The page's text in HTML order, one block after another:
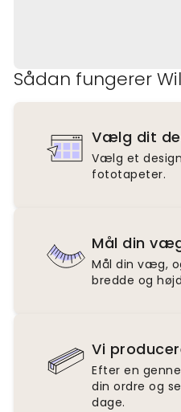
Sådan fungerer
Vælg dit
Vælg et
fototapeter.
Mål din
Mål din væg,
bredde og
Vi
Efter en
din ordre og
dage.